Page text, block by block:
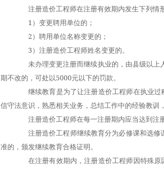
注册造价工程师在注册有效期内发生下列情
1）变更聘用单位的；
2）聘用单位名称变更的；
3）注册造价工程师姓名变更的。
未办理变更注册而继续执业的，由县级以上
期不改的，可处以5000元以下的罚款。
继续教育是为了让注册造价工程师在执业过
信守法意识，熟悉相关业务，总结工作中的经验教训
注册造价工程师在每一注册期内应当达到注册
注册造价工程师继续教育分为必修课和选修
准的，颁发继续教育合格证明。
在注册有效期内，注册造价工程师因特殊原